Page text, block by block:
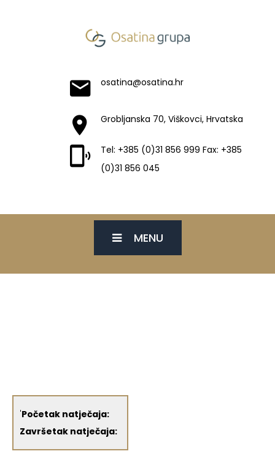
osatina@osatina.hr
Grobljanska 70, Viškovci, Hrvatska
Tel: +385 (0)31 856 999 Fax: +385
(0)31 856 045
MENU
'Početak natječaja:
Završetak natječaja: